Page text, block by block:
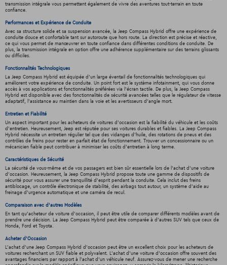
transmission intégrale vous permettent également de vivre des aventures tout-terrain en toute
confiance.
Performances et Expérience de Conduite
Avec sa structure solide et sa suspension avancée, la Jeep Compass Hybrid offre une expérience de
conduite douce et confortable tant sur autoroute que hors route. La direction est précise et réactive,
ce qui vous permet de manœuvrer en toute confiance dans différentes conditions de conduite. De
plus, la transmission intégrale en option offre une adhérence supplémentaire sur des terrains glissants
ou difficiles.
Fonctionnalités Technologiques
La Jeep Compass Hybrid est équipée d'un large éventail de fonctionnalités technologiques qui
améliorent votre expérience de conduite. Un point fort est le système infotainment, qui vous donne
accès à vos applications et fonctionnalités préférées via l'écran tactile. De plus, la Jeep Compass
Hybrid est disponible avec des fonctionnalités de sécurité avancées telles que le régulateur de vitesse
adaptatif, l'assistance au maintien dans la voie et les avertisseurs d'angle mort.
Entretien et Fiabilité
Un aspect important pour les acheteurs de voitures d'occasion est la fiabilité du véhicule et les coûts
d'entretien. Heureusement, Jeep est réputée pour ses voitures durables et fiables. La Jeep Compass
Hybrid nécessite un entretien régulier tel que des vidanges d'huile, des rotations de pneus et des
contrôles de freins pour rester en parfait état de fonctionnement. Trouver un concessionnaire ou un
mécanicien fiable peut contribuer à minimiser les coûts d'entretien à long terme.
Caractéristiques de Sécurité
La sécurité de vous-même et de vos passagers est bien sûr essentielle lors de l'achat d'une voiture
d'occasion. Heureusement, la Jeep Compass Hybrid propose toute une gamme de dispositifs de
sécurité pour vous assurer une tranquillité d'esprit pendant la conduite. Cela inclut des freins
antiblocage, un contrôle électronique de stabilité, des airbags tout autour, un système d'aide au
freinage d'urgence automatique et une caméra de recul.
Comparaison avec d'autres Modèles
En tant qu'acheteur de voiture d'occasion, il peut être utile de comparer différents modèles avant de
prendre une décision. La Jeep Compass Hybrid peut être comparée à d'autres SUV tels que ceux de
Honda, Ford et Toyota.
Acheter d'Occasion
L'achat d'une Jeep Compass Hybrid d'occasion peut être un excellent choix pour les acheteurs de
voitures recherchant un SUV fiable et polyvalent. L'achat d'une voiture d'occasion offre souvent des
avantages financiers par rapport à l'achat d'un véhicule neuf. Assurez-vous de mener une recherche